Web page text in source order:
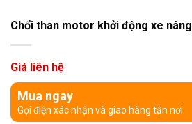
Chổi than motor khởi động xe nâng
Giá liên hệ
Mua ngay
Gọi điện xác nhận và giao hàng tận nơi